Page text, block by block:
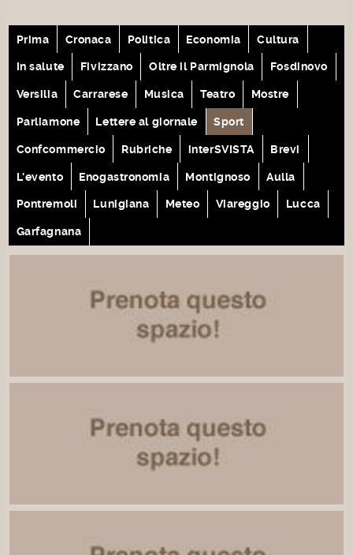
Prima Cronaca Politica Economia Cultura
In salute Fivizzano Oltre il Parmignola Fosdinovo
Versilia Carrarese Musica Teatro Mostre
Parliamone Lettere al giornale Sport
Confcommercio Rubriche interSVISTA Brevi
L'evento Enogastronomia Montignoso Aulla
Pontremoli Lunigiana Meteo Viareggio Lucca
Garfagnana